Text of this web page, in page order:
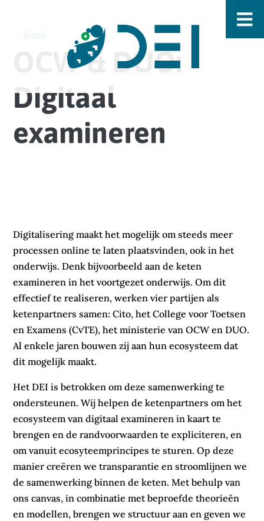
Back
OCW & DUO:
Digitaal
examineren
Digitalisering maakt het mogelijk om steeds meer
processen online te laten plaatsvinden, ook in het
onderwijs. Denk bijvoorbeeld aan de keten
examineren in het voortgezet onderwijs. Om dit
effectief te realiseren, werken vier partijen als
ketenpartners samen: Cito, het College voor Toetsen
en Examens (CvTE), het ministerie van OCW en DUO.
Al enkele jaren bouwen zij aan hun ecosysteem dat
dit mogelijk maakt.
Het DEI is betrokken om deze samenwerking te
ondersteunen. Wij helpen de ketenpartners om het
ecosysteem van digitaal examineren in kaart te
brengen en de randvoorwaarden te expliciteren, en
om vanuit ecosyteemprincipes te sturen. Op deze
manier creëren we transparantie en stroomlijnen we
de samenwerking binnen de keten. Met behulp van
ons canvas, in combinatie met beproefde theorieën
en modellen, brengen we structuur aan en geven we